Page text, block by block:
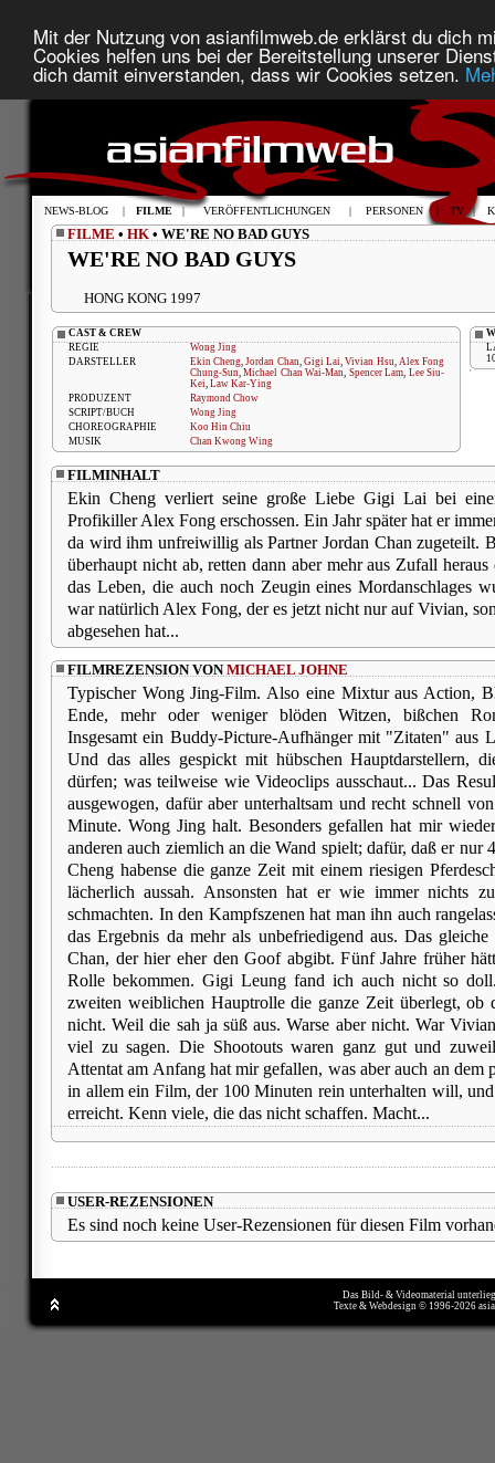
Mit der Nutzung von asianfilmweb.de erklärst du dich
Cookies helfen uns bei der Bereitstellung unserer
dich damit einverstanden, dass wir Cookies setzen.
NEWS-BLOG | FILME | VERÖFFENTLICHUNGEN | PERSONEN | TV |
FILME • HK • WE'RE NO BAD GUYS
WE'RE NO BAD GUYS
HONG KONG 1997
CAST & CREW
REGIE
Wong Jing
DARSTELLER
Ekin Cheng,Jordan Chan, Gigi Lai,Vivian Hsu, Alex Fong
Chung-Sun,Michael Chan Wai-Man, Spencer Lam, Lee Siu-
Kei, Law Kar-Ying
PRODUZENT
Raymond Chow
SCRIPT/BUCH
Wong Jing
CHOREOGRAPHIE
Koo Hin Chiu
MUSIK
Chan Kwong Wing
FILMINHALT
Ekin Cheng verliert seine große Liebe Gigi Lai bei
Profikiller Alex Fong erschossen. Ein Jahr später hat er
da wird ihm unfreiwillig als Partner Jordan Chan zugeteilt.
überhaupt nicht ab, retten dann aber mehr aus Zufall
das Leben, die auch noch Zeugin eines Mordanschlages
war natürlich Alex Fong, der es jetzt nicht nur auf Vivian,
abgesehen hat...
FILMREZENSION VONMICHAEL JOHNE
Typischer Wong Jing-Film. Also eine Mixtur aus Action,
Ende, mehr oder weniger blöden Witzen, bißchen
Insgesamt ein Buddy-Picture-Aufhänger mit "Zitaten"
Und das alles gespickt mit hübschen Hauptdarstellern,
dürfen; was teilweise wie Videoclips ausschaut... Das
ausgewogen, dafür aber unterhaltsam und recht schnell
Minute. Wong Jing halt. Besonders gefallen hat mir
anderen auch ziemlich an die Wand spielt; dafür, daß er nur
Cheng habense die ganze Zeit mit einem riesigen
lächerlich aussah. Ansonsten hat er wie immer nichts
schmachten. In den Kampfszenen hat man ihn auch
das Ergebnis da mehr als unbefriedigend aus. Das
Chan, der hier eher den Goof abgibt. Fünf Jahre früher
Rolle bekommen. Gigi Leung fand ich auch nicht so
zweiten weiblichen Hauptrolle die ganze Zeit überlegt, ob
nicht. Weil die sah ja süß aus. Warse aber nicht. War
viel zu sagen. Die Shootouts waren ganz gut und
Attentat am Anfang hat mir gefallen, was aber auch an dem
in allem ein Film, der 100 Minuten rein unterhalten will,
erreicht. Kenn viele, die das nicht schaffen. Macht...
USER-REZENSIONEN
Es sind noch keine User-Rezensionen für diesen Film
Das Bild- & Videomaterial
Texte & Webdesign © 1996-2026